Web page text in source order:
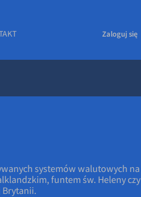
Zaloguj się
systemów walutowych na
funtem św. Heleny czy
Brytanii.